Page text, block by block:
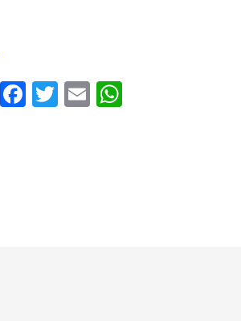
Facebook
Twitter
Email